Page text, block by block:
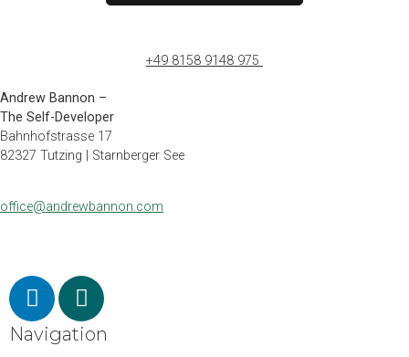
+49 8158 9148 975
Andrew Bannon –
The Self-Deve­lo­per
Bahn­hofstrasse 17
82327 Tutz­ing | Starn­ber­ger See
office@andrewbannon.com
Navigation